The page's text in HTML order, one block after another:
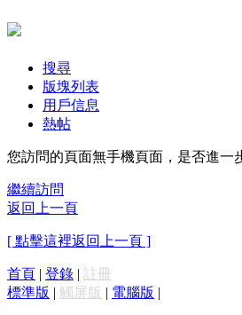
搜尋
版塊列表
用戶信息
熱帖
您訪問的頁面無手機頁面，是否進一
繼續訪問
返回上一頁
[ 點擊這裡返回上一頁 ]
首頁 | 登錄 | 註冊
標準版 | 觸屏版 | 電腦版 |